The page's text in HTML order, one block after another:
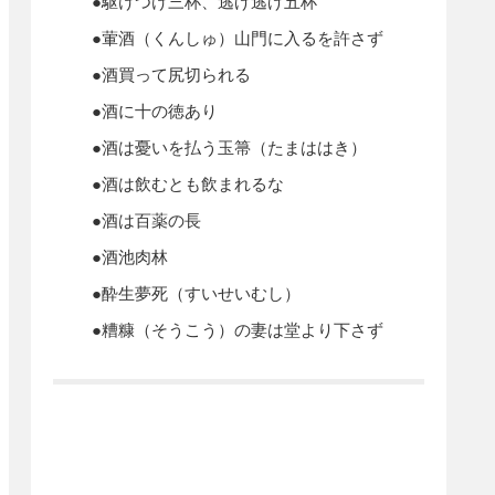
●葷酒（くんしゅ）山門に入るを許さず
●酒買って尻切られる
●酒に十の徳あり
●酒は憂いを払う玉箒（たまははき）
●酒は飲むとも飲まれるな
●酒は百薬の長
●酒池肉林
●酔生夢死（すいせいむし）
●糟糠（そうこう）の妻は堂より下さず